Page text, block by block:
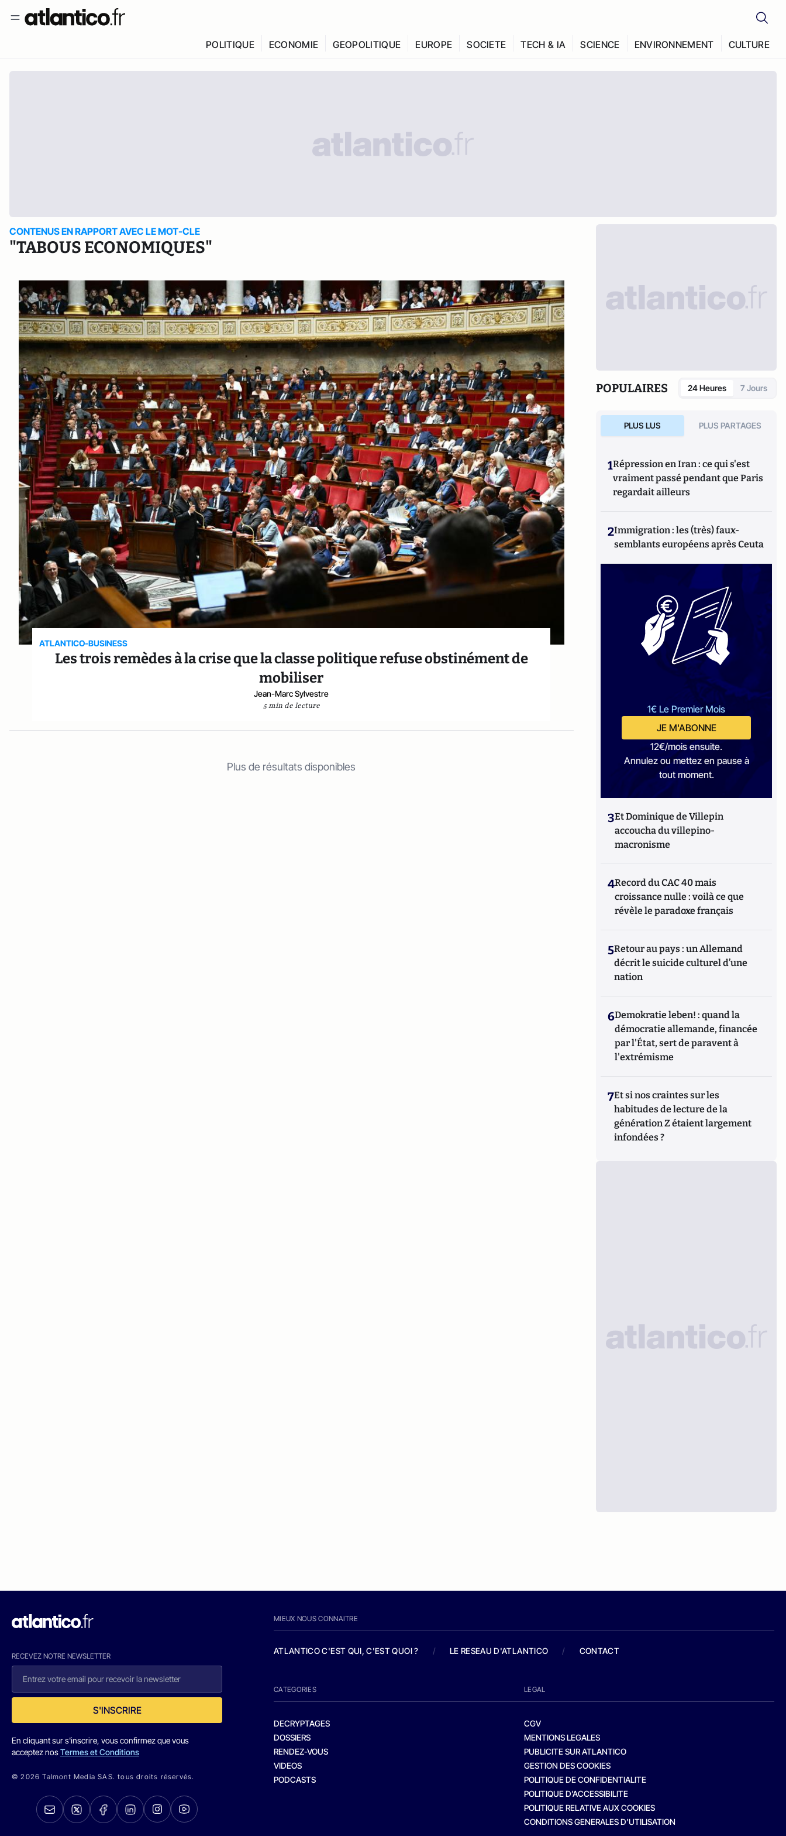
POLITIQUE ECONOMIE GEOPOLITIQUE EUROPE SOCIETE TECH & IA SCIENCE ENVIRONNEMENT CULTURE
CONTENUS EN RAPPORT AVEC LE MOT-CLE
"TABOUS ECONOMIQUES"
ATLANTICO-BUSINESS
Les trois remèdes à la crise que la classe politique refuse obstinément de
mobiliser
Jean-Marc Sylvestre
5 min de lecture
Plus de résultats disponibles
POPULAIRES 24 Heures 7 Jours
PLUS LUS PLUS PARTAGES
1Répression en Iran : ce qui s'est
vraiment passé pendant que Paris
regardait ailleurs
2Immigration : les (très) faux-
semblants européens après Ceuta
1€ Le Premier Mois
JE M'ABONNE
12€/mois ensuite.
Annulez ou mettez en pause à
tout moment.
3Et Dominique de Villepin
accoucha du villepino-
macronisme
4Record du CAC 40 mais
croissance nulle : voilà ce que
révèle le paradoxe français
5Retour au pays : un Allemand
décrit le suicide culturel d’une
nation
6Demokratie leben! : quand la
démocratie allemande, financée
par l'État, sert de paravent à
l'extrémisme
7Et si nos craintes sur les
habitudes de lecture de la
génération Z étaient largement
infondées ?
RECEVEZ NOTRE NEWSLETTER
S'INSCRIRE
En cliquant sur s'inscrire, vous confirmez que vous
acceptez nosTermes et Conditions
© 2026 Talmont Media SAS. tous droits réservés.
MIEUX NOUS CONNAITRE
ATLANTICO C'EST QUI, C'EST QUOI ? / LE RESEAU D'ATLANTICO / CONTACT
CATEGORIES
DECRYPTAGES
DOSSIERS
RENDEZ-VOUS
VIDEOS
PODCASTS
LEGAL
CGV
MENTIONS LEGALES
PUBLICITE SUR ATLANTICO
GESTION DES COOKIES
POLITIQUE DE CONFIDENTIALITE
POLITIQUE D’ACCESSIBILITE
POLITIQUE RELATIVE AUX COOKIES
CONDITIONS GENERALES D’UTILISATION